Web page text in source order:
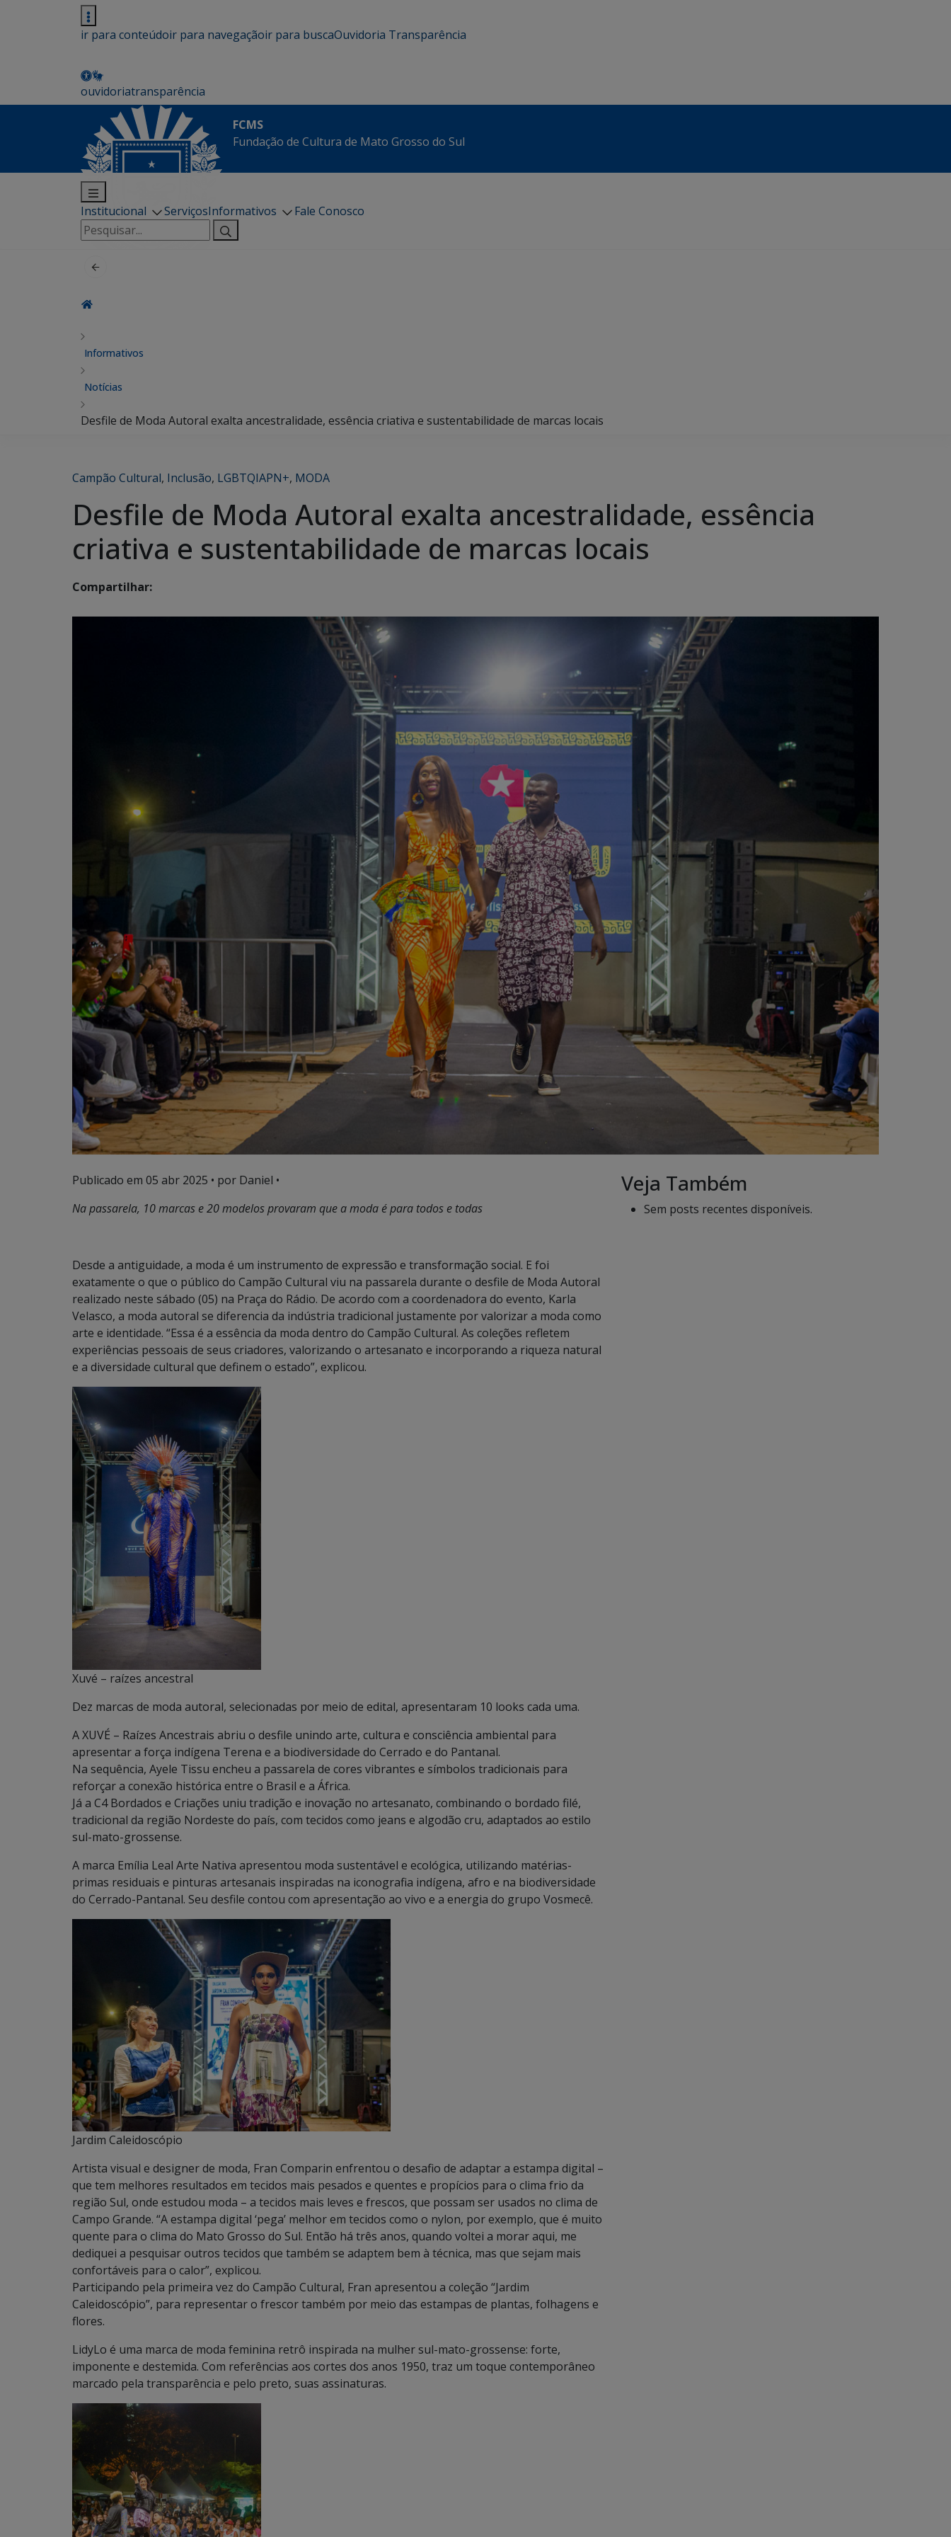
ir para conteúdoir para navegaçãoir para buscaOuvidoria Transparência
ouvidoriatransparência
FCMS
Fundação de Cultura de Mato Grosso do Sul
Institucional ServiçosInformativos
Fale Conosco
Pesquisar
por:
Informativos
Notícias
Desfile de Moda Autoral exalta ancestralidade, essência criativa e sustentabilidade de marcas locais
Campão Cultural, Inclusão, LGBTQIAPN+, MODA
Desfile de Moda Autoral exalta ancestralidade, essência
criativa e sustentabilidade de marcas locais
Compartilhar:
Publicado em 05 abr 2025 • por Daniel •
Na passarela, 10 marcas e 20 modelos provaram que a moda é para todos e todas
Desde a antiguidade, a moda é um instrumento de expressão e transformação social. E foi
exatamente o que o público do Campão Cultural viu na passarela durante o desfile de Moda Autoral
realizado neste sábado (05) na Praça do Rádio. De acordo com a coordenadora do evento, Karla
Velasco, a moda autoral se diferencia da indústria tradicional justamente por valorizar a moda como
arte e identidade. “Essa é a essência da moda dentro do Campão Cultural. As coleções refletem
experiências pessoais de seus criadores, valorizando o artesanato e incorporando a riqueza natural
e a diversidade cultural que definem o estado”, explicou.
Xuvé – raízes ancestral
Dez marcas de moda autoral, selecionadas por meio de edital, apresentaram 10 looks cada uma.
A XUVÉ – Raízes Ancestrais abriu o desfile unindo arte, cultura e consciência ambiental para
apresentar a força indígena Terena e a biodiversidade do Cerrado e do Pantanal.
Na sequência, Ayele Tissu encheu a passarela de cores vibrantes e símbolos tradicionais para
reforçar a conexão histórica entre o Brasil e a África.
Já a C4 Bordados e Criações uniu tradição e inovação no artesanato, combinando o bordado filé,
tradicional da região Nordeste do país, com tecidos como jeans e algodão cru, adaptados ao estilo
sul-mato-grossense.
A marca Emília Leal Arte Nativa apresentou moda sustentável e ecológica, utilizando matérias-
primas residuais e pinturas artesanais inspiradas na iconografia indígena, afro e na biodiversidade
do Cerrado-Pantanal. Seu desfile contou com apresentação ao vivo e a energia do grupo Vosmecê.
Jardim Caleidoscópio
Artista visual e designer de moda, Fran Comparin enfrentou o desafio de adaptar a estampa digital –
que tem melhores resultados em tecidos mais pesados e quentes e propícios para o clima frio da
região Sul, onde estudou moda – a tecidos mais leves e frescos, que possam ser usados no clima de
Campo Grande. “A estampa digital ‘pega’ melhor em tecidos como o nylon, por exemplo, que é muito
quente para o clima do Mato Grosso do Sul. Então há três anos, quando voltei a morar aqui, me
dediquei a pesquisar outros tecidos que também se adaptem bem à técnica, mas que sejam mais
confortáveis para o calor”, explicou.
Participando pela primeira vez do Campão Cultural, Fran apresentou a coleção “Jardim
Caleidoscópio”, para representar o frescor também por meio das estampas de plantas, folhagens e
flores.
LidyLo é uma marca de moda feminina retrô inspirada na mulher sul-mato-grossense: forte,
imponente e destemida. Com referências aos cortes dos anos 1950, traz um toque contemporâneo
marcado pela transparência e pelo preto, suas assinaturas.
Veja Também
Sem posts recentes disponíveis.